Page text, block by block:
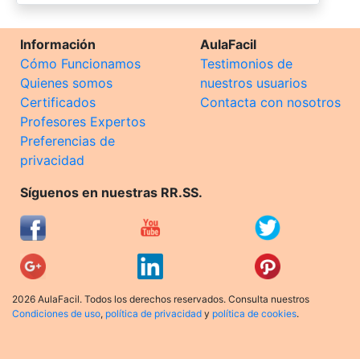
Información
Cómo Funcionamos
Quienes somos
Certificados
Profesores Expertos
Preferencias de
privacidad
AulaFacil
Testimonios de
nuestros usuarios
Contacta con nosotros
Síguenos en nuestras RR.SS.
2026 AulaFacil. Todos los derechos reservados. Consulta nuestros
Condiciones de uso, política de privacidad y política de cookies.